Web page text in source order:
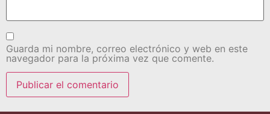
Guarda mi nombre, correo electrónico y web en este
navegador para la próxima vez que comente.